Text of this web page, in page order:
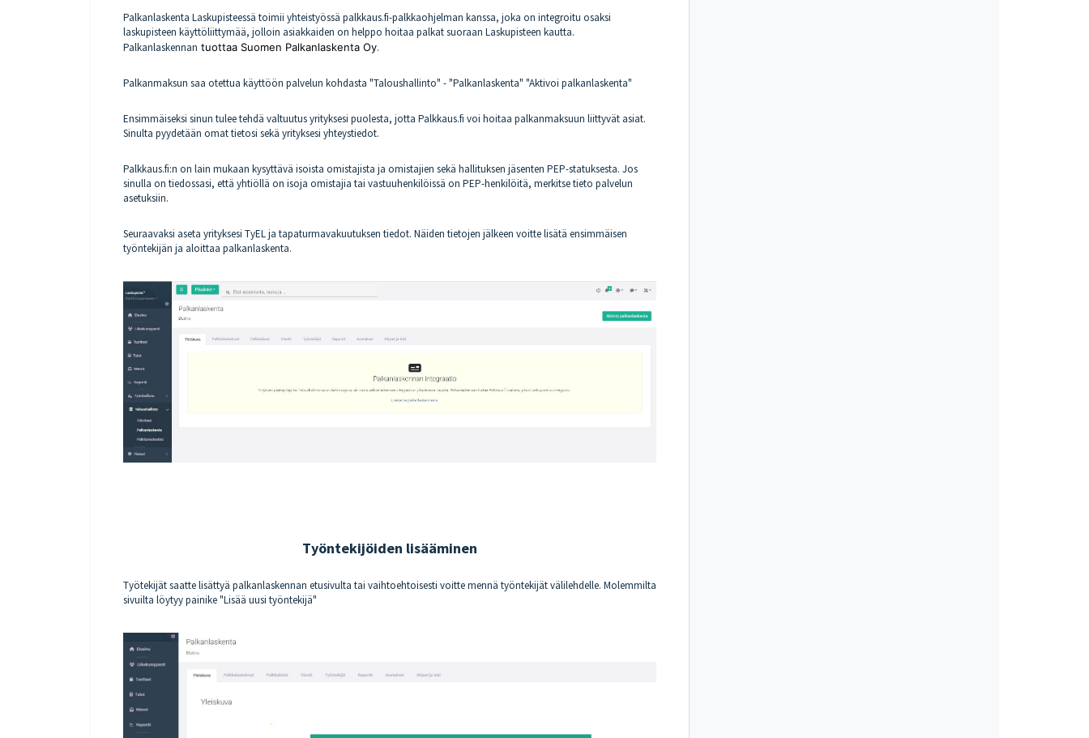
Palkanlaskenta Laskupisteessä toimii yhteistyössä palkkaus.fi-palkkaohjelman kanssa, joka on integroitu osaksi
laskupisteen käyttöliittymää, jolloin asiakkaiden on helppo hoitaa palkat suoraan Laskupisteen kautta.
Palkanlaskennan tuottaa Suomen Palkanlaskenta Oy.
Palkanmaksun saa otettua käyttöön palvelun kohdasta "Taloushallinto" - "Palkanlaskenta" "Aktivoi palkanlaskenta"
Ensimmäiseksi sinun tulee tehdä valtuutus yrityksesi puolesta, jotta Palkkaus.fi voi hoitaa palkanmaksuun liittyvät asiat.
Sinulta pyydetään omat tietosi sekä yrityksesi yhteystiedot.
Palkkaus.fi:n on lain mukaan kysyttävä isoista omistajista ja omistajien sekä hallituksen jäsenten PEP-statuksesta. Jos
sinulla on tiedossasi, että yhtiöllä on isoja omistajia tai vastuuhenkilöissä on PEP-henkilöitä, merkitse tieto palvelun
asetuksiin.
Seuraavaksi aseta yrityksesi TyEL ja tapaturmavakuutuksen tiedot. Näiden tietojen jälkeen voitte lisätä ensimmäisen
työntekijän ja aloittaa palkanlaskenta.
Työntekijöiden lisääminen
Työtekijät saatte lisättyä palkanlaskennan etusivulta tai vaihtoehtoisesti voitte mennä työntekijät välilehdelle. Molemmilta
sivuilta löytyy painike "Lisää uusi työntekijä"